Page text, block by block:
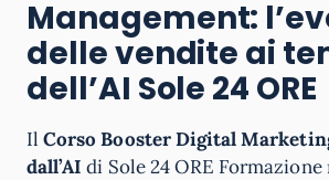
Management:
delle vendite ai
dell’AI Sole 24 ORE
IlCorso Booster Digital
dall’AI di Sole 24 ORE